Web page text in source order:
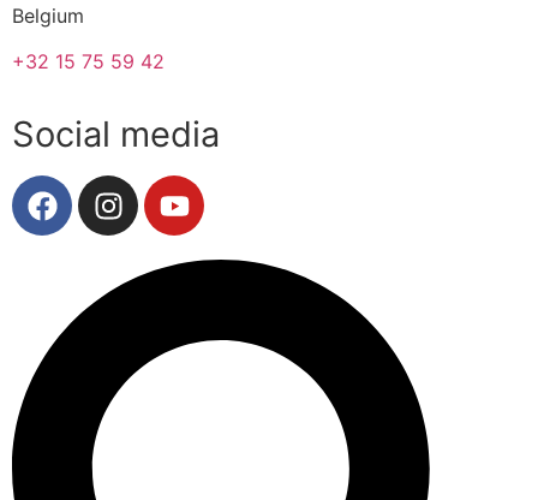
Belgium
+32 15 75 59 42
Social media